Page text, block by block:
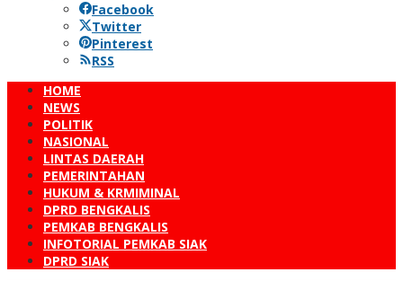
Facebook
Twitter
Pinterest
RSS
HOME
NEWS
POLITIK
NASIONAL
LINTAS DAERAH
PEMERINTAHAN
HUKUM & KRMIMINAL
DPRD BENGKALIS
PEMKAB BENGKALIS
INFOTORIAL PEMKAB SIAK
DPRD SIAK